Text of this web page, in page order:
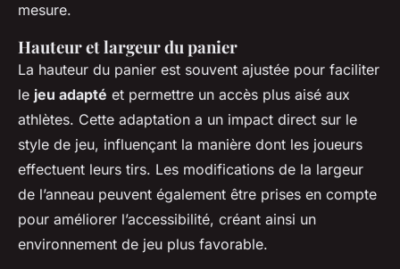
mesure.
Hauteur et largeur du panier
La hauteur du panier est souvent ajustée pour faciliter
le jeu adapté et permettre un accès plus aisé aux
athlètes. Cette adaptation a un impact direct sur le
style de jeu, influençant la manière dont les joueurs
effectuent leurs tirs. Les modifications de la largeur
de l’anneau peuvent également être prises en compte
pour améliorer l’accessibilité, créant ainsi un
environnement de jeu plus favorable.